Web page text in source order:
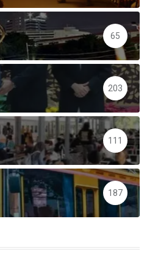
65
203
111
187